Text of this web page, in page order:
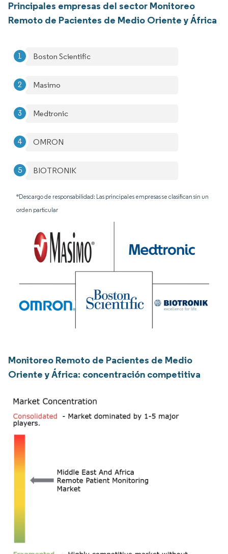
Principales empresas del sector Monitoreo
Remoto de Pacientes de Medio Oriente y África
Boston Scientific
Masimo
Medtronic
OMRON
BIOTRONIK
*Descargo de responsabilidad: Las principales empresas se clasifican sin un
orden particular
Monitoreo Remoto de Pacientes de Medio
Oriente y África: concentración competitiva